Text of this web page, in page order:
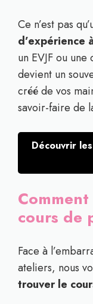
Ce n’est pas
d’expérience
un EVJF ou
devient un
créé de vos
savoir-faire de
Découvrir
cours de
Face à
ateliers, nous
trouver le